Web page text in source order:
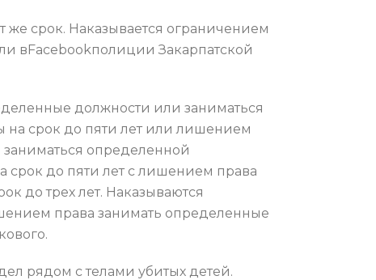
срок. Наказывается ограничением
вFacebookполиции Закарпатской
должности или заниматься
на срок до пяти лет или лишением
определенной
срок до пяти лет с лишением права
до трех лет. Наказываются
права занимать определенные
рядом с телами убитых детей.